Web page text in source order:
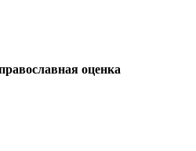
оценка